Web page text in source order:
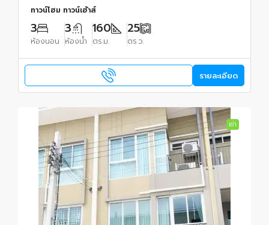
ทาวน์โฮม ทาวน์เฮ้าส์
3
ห้องนอน
3
ห้องน้ำ
160
ตร.ม.
25
ตร.ว.
รายละเอียด
เช่า